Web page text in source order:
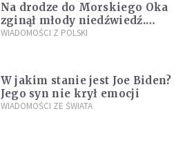
Na drodze do Morskiego Oka
zginął młody niedźwiedź.
Sprawę bada Policja i TPN
WIADOMOŚCI Z POLSKI
W jakim stanie jest Joe Biden?
Jego syn nie krył emocji
WIADOMOŚCI ZE ŚWIATA